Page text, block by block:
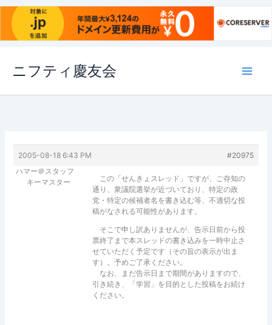
ス
ニフティ慶友会
2005-08-18 6:43 PM
#20975
ハマー＠スタッフ
キーマスター
この「せんきょスレッド」ですが、ご存知の
通り、衆議院選挙が近づいており、特定の政
党・特定の候補者名を書き込む等、不適切な投
稿がなされる可能性があります。
そこで申し訳ありませんが、告示日前から投
票終了まで本スレッドの書き込みを一時中止さ
せていただく予定です（その旨の表示が出ま
す）。予めご了承ください。
なお、まだ告示日まで期間がありますので、
引き続き、「学習」を目的とした投稿をお続け
ください。